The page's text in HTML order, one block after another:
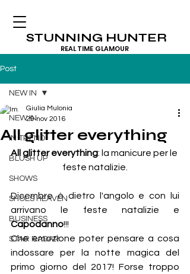
STUNNING HUNTER
REAL TIME GLAMOUR
Post
NEW IN
IN TREND
BLUSH UP
SHOWS
SHOES HEAVEN
BUSINESS
STAR RADAR
NEW IN
All glitter everything
Giulia Mulonia
29 nov 2016
All glitter everything: la manicure per le
feste natalizie.
Dicembre è dietro l'angolo e con lui
Capodanno!!!
Che emozione poter pensare a cosa
indossare per la notte magica del
primo giorno del 2017! Forse troppo